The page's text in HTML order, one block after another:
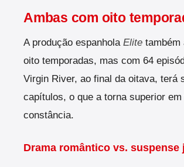
Ambas com oito
A produção espanhola Elite também
oito temporadas, mas com 64
Virgin River, ao final da oitava, terá
capítulos, o que a torna superior
constância.
Drama romântico vs. suspense